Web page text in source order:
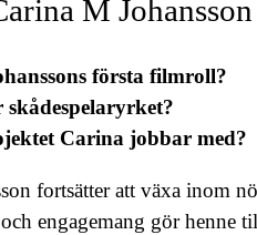
M Johansson
första filmroll?
Carina jobbar med?
fortsätter att växa inom
engagemang gör henne